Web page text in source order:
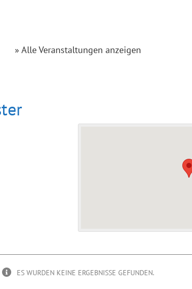
» Alle Veranstaltungen anzeigen
ES WURDEN KEINE ERGEBNISSE GEFUNDEN.